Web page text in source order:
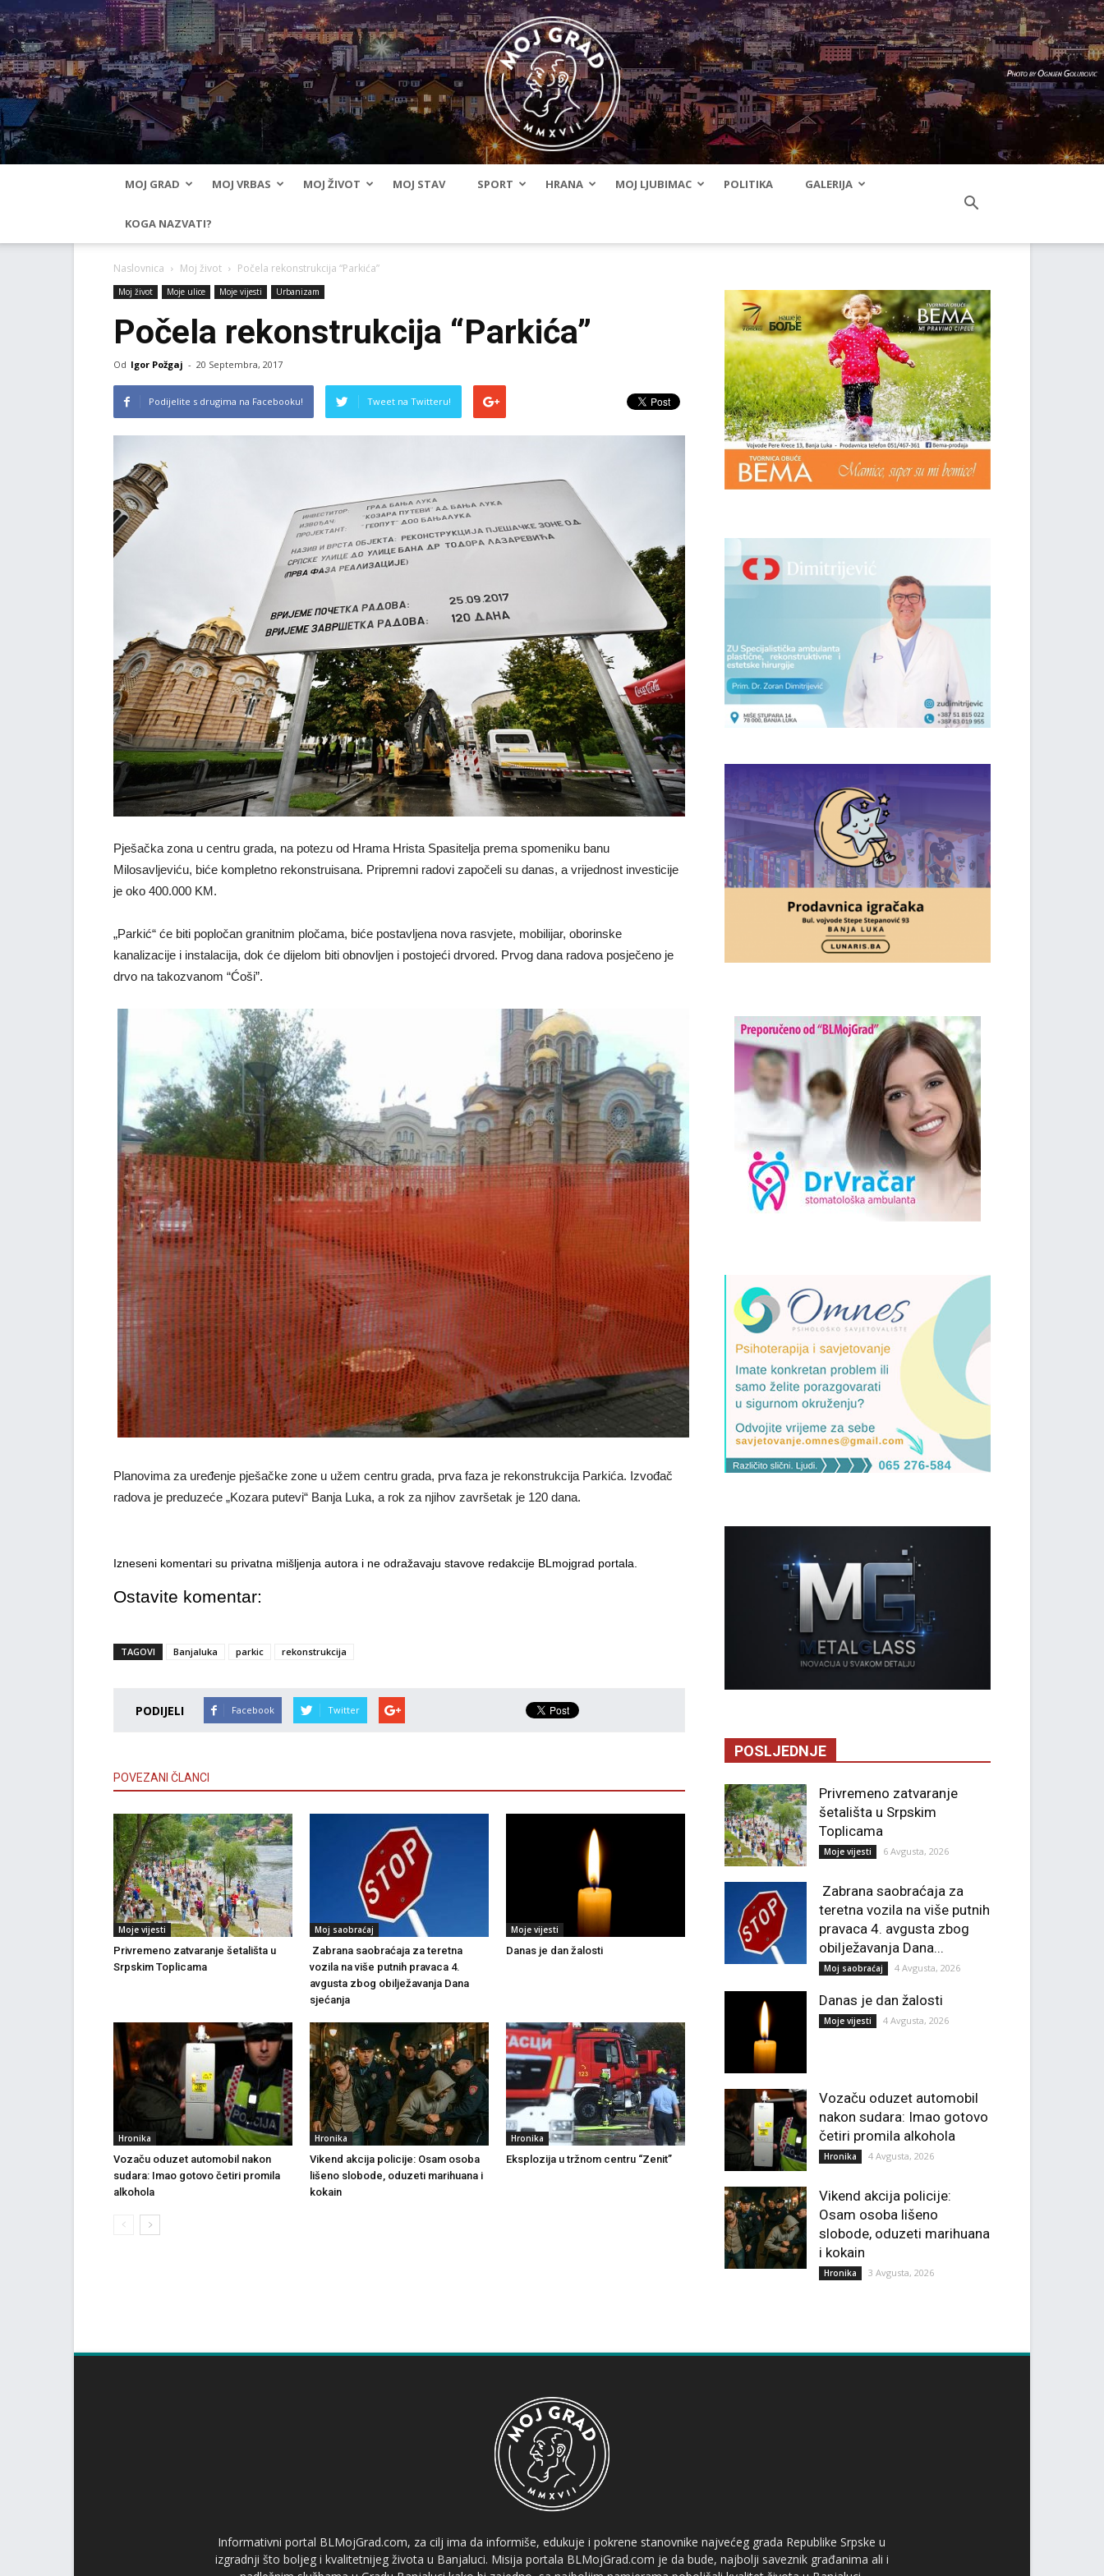
MOJ GRAD MOJ VRBAS MOJ ŽIVOT MOJ STAV SPORT HRANA MOJ LJUBIMAC POLITIKA GALERIJA
KOGA NAZVATI?
Naslovnica Moj život Počela rekonstrukcija “Parkića”
Moj život Moje ulice Moje vijesti Urbanizam
Počela rekonstrukcija “Parkića”
Od Igor Požgaj - 20 Septembra, 2017
Podijelite s drugima na Facebooku! Tweet na Twitteru!
Pješačka zona u centru grada, na potezu od Hrama Hrista Spasitelja prema spomeniku banu
Milosavljeviću, biće kompletno rekonstruisana. Pripremni radovi započeli su danas, a vrijednost investicije
je oko 400.000 KM.
„Parkić“ će biti popločan granitnim pločama, biće postavljena nova rasvjete, mobilijar, oborinske
kanalizacije i instalacija, dok će dijelom biti obnovljen i postojeći drvored. Prvog dana radova posječeno je
drvo na takozvanom “Ćoši”.
Planovima za uređenje pješačke zone u užem centru grada, prva faza je rekonstrukcija Parkića. Izvođač
radova je preduzeće „Kozara putevi“ Banja Luka, a rok za njihov završetak je 120 dana.
Izneseni komentari su privatna mišljenja autora i ne odražavaju stavove redakcije BLmojgrad portala.
Ostavite komentar:
TAGOVI Banjaluka parkic rekonstrukcija
PODIJELI Facebook Twitter
POVEZANI ČLANCI
Moje vijesti
Privremeno zatvaranje šetališta u
Srpskim Toplicama
Moj saobraćaj
Zabrana saobraćaja za teretna
vozila na više putnih pravaca 4.
avgusta zbog obilježavanja Dana
sjećanja
Moje vijesti
Danas je dan žalosti
Hronika
Vozaču oduzet automobil nakon
sudara: Imao gotovo četiri promila
alkohola
Hronika
Vikend akcija policije: Osam osoba
lišeno slobode, oduzeti marihuana i
kokain
Hronika
Eksplozija u tržnom centru “Zenit”
POSLJEDNJE
Privremeno zatvaranje
šetališta u Srpskim
Toplicama
Moje vijesti 6 Avgusta, 2026
Zabrana saobraćaja za
teretna vozila na više putnih
pravaca 4. avgusta zbog
obilježavanja Dana...
Moj saobraćaj 4 Avgusta, 2026
Danas je dan žalosti
Moje vijesti 4 Avgusta, 2026
Vozaču oduzet automobil
nakon sudara: Imao gotovo
četiri promila alkohola
Hronika 4 Avgusta, 2026
Vikend akcija policije:
Osam osoba lišeno
slobode, oduzeti marihuana
i kokain
Hronika 3 Avgusta, 2026
Informativni portal BLMojGrad.com, za cilj ima da informiše, edukuje i pokrene stanovnike najvećeg grada Republike Srpske u
izgradnji što boljeg i kvalitetnijeg života u Banjaluci. Misija portala BLMojGrad.com je da bude, najbolji saveznik građanima ali i